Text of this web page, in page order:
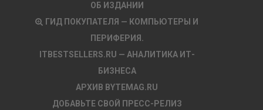
ОБ ИЗДАНИИ
ГИД ПОКУПАТЕЛЯ — КОМПЬЮТЕРЫ И
ПЕРИФЕРИЯ.
ITBESTSELLERS.RU — АНАЛИТИКА ИТ-
БИЗНЕСА
АРХИВ BYTEMAG.RU
ДОБАВЬТЕ СВОЙ ПРЕСС-РЕЛИЗ